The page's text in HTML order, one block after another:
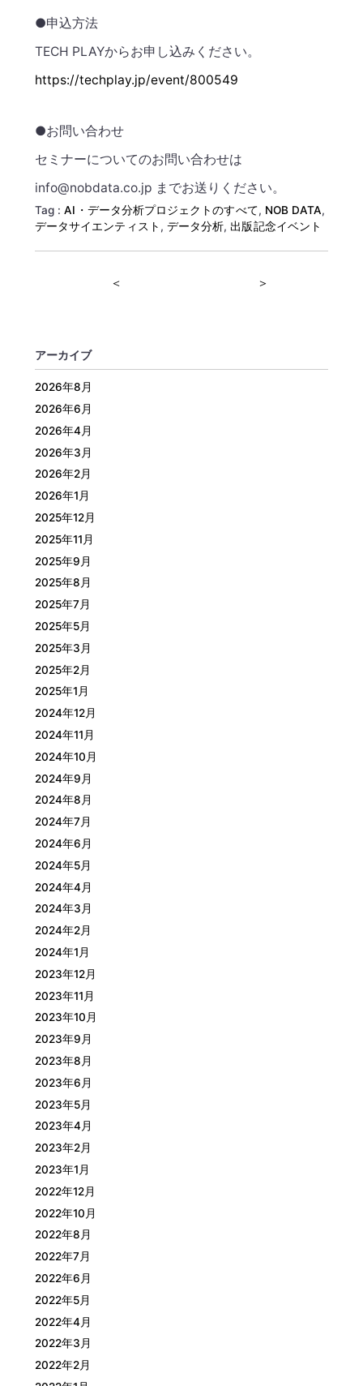
●申込方法
TECH PLAYからお申し込みください。
https://techplay.jp/event/800549
●お問い合わせ
セミナーについてのお問い合わせは
info@nobdata.co.jp までお送りください。
Tag :AI・データ分析プロジェクトのすべて, NOB DATA,
データサイエンティスト , データ分析,出版記念イベント
＜ ＞
アーカイブ
2026年8月
2026年6月
2026年4月
2026年3月
2026年2月
2026年1月
2025年12月
2025年11月
2025年9月
2025年8月
2025年7月
2025年5月
2025年3月
2025年2月
2025年1月
2024年12月
2024年11月
2024年10月
2024年9月
2024年8月
2024年7月
2024年6月
2024年5月
2024年4月
2024年3月
2024年2月
2024年1月
2023年12月
2023年11月
2023年10月
2023年9月
2023年8月
2023年6月
2023年5月
2023年4月
2023年2月
2023年1月
2022年12月
2022年10月
2022年8月
2022年7月
2022年6月
2022年5月
2022年4月
2022年3月
2022年2月